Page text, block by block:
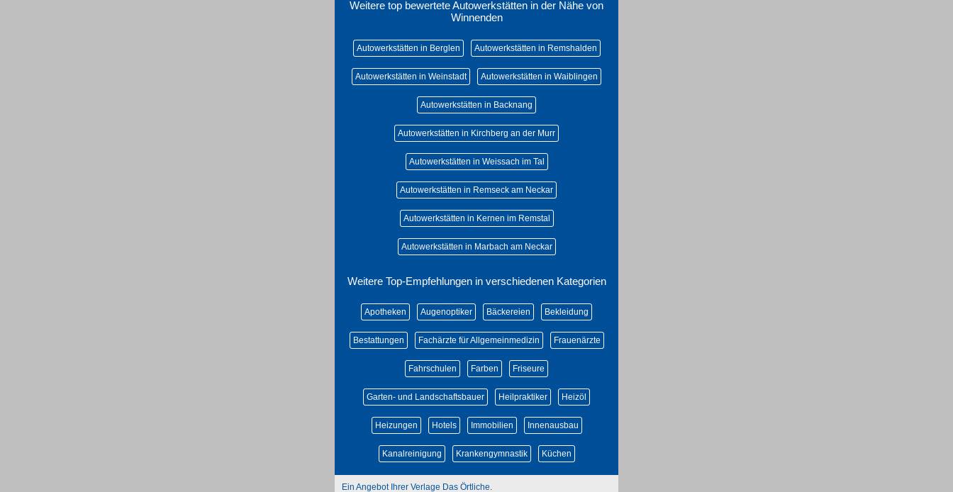
Weitere top bewertete Autowerkstätten in der Nähe von
Winnenden
Autowerkstätten in Berglen Autowerkstätten in Remshalden
Autowerkstätten in Weinstadt Autowerkstätten in Waiblingen
Autowerkstätten in Backnang
Autowerkstätten in Kirchberg an der Murr
Autowerkstätten in Weissach im Tal
Autowerkstätten in Remseck am Neckar
Autowerkstätten in Kernen im Remstal
Autowerkstätten in Marbach am Neckar
Weitere Top-Empfehlungen in verschiedenen Kategorien
Apotheken Augenoptiker Bäckereien Bekleidung
Bestattungen Fachärzte für Allgemeinmedizin Frauenärzte
Fahrschulen Farben Friseure
Garten- und Landschaftsbauer Heilpraktiker Heizöl
Heizungen Hotels Immobilien Innenausbau
Kanalreinigung Krankengymnastik Küchen
Ein Angebot Ihrer Verlage Das Örtliche.